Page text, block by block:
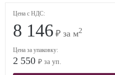
Цена с НДС:
8 146 ₽ за м2
Цена за упаковку:
2 550 ₽ за уп.